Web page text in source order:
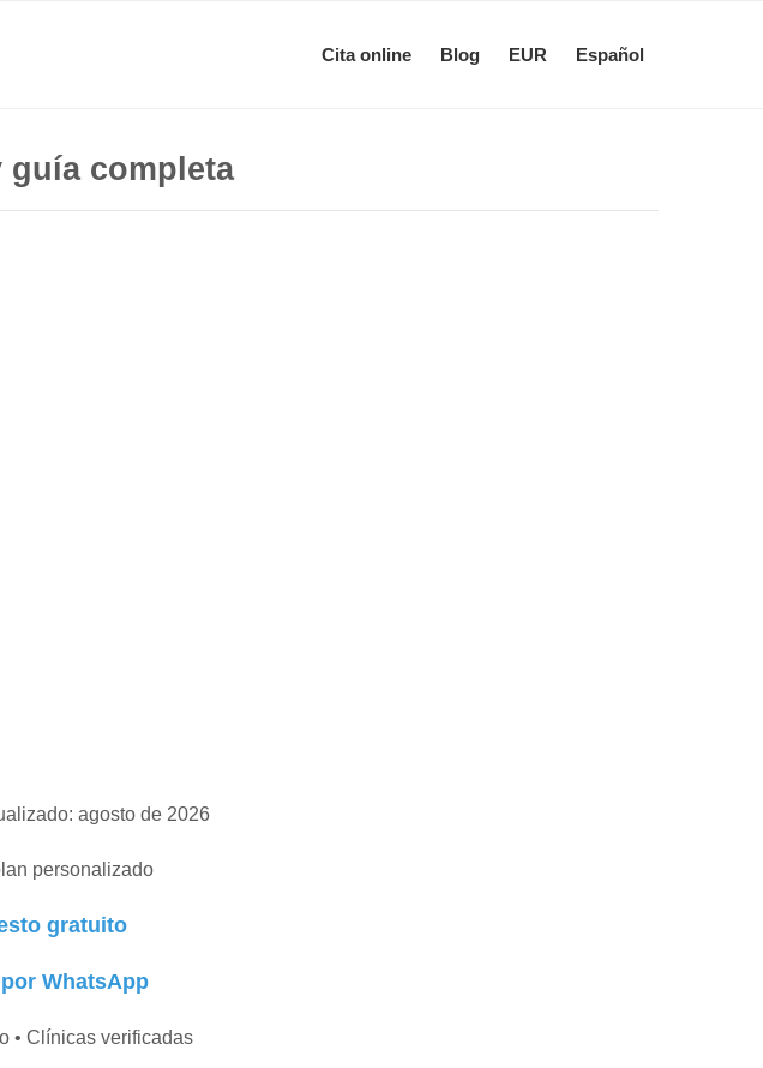
Cita online Blog EUR Español
guía completa
agosto de 2026
personalizado
gratuito
WhatsApp
• Clínicas verificadas